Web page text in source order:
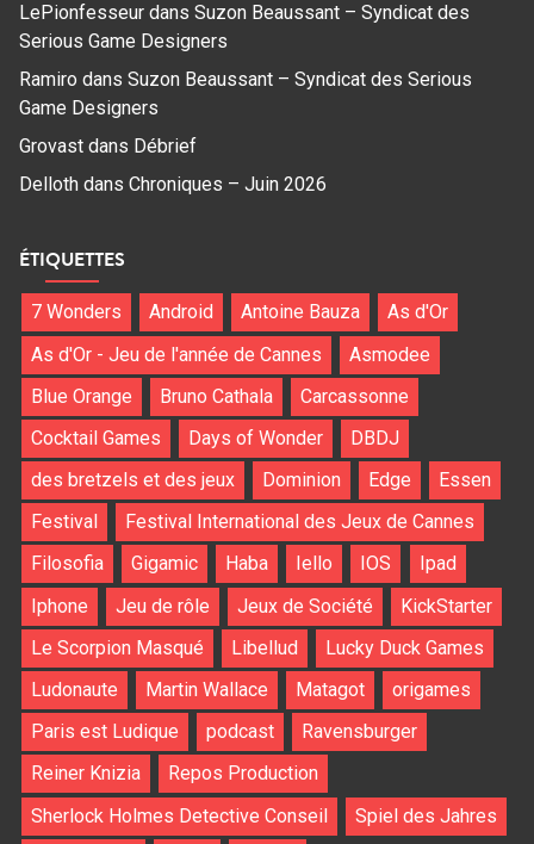
LePionfesseur dans Suzon Beaussant – Syndicat des
Serious Game Designers
Ramiro dans Suzon Beaussant – Syndicat des Serious
Game Designers
Grovast dans Débrief
Delloth dans Chroniques – Juin 2026
ÉTIQUETTES
7 Wonders Android Antoine Bauza
As d'Or
As d'Or - Jeu de l'année de Cannes
Asmodee
Blue Orange
Bruno Cathala
Carcassonne
Cocktail Games
Days of Wonder
DBDJ
des bretzels et des jeux
Dominion Edge
Essen
Festival
Festival International des Jeux de Cannes
Filosofia
Gigamic Haba Iello IOS
Ipad
Iphone
Jeu de rôle Jeux de Société
KickStarter
Le Scorpion Masqué
Libellud
Lucky Duck Games
Ludonaute
Martin Wallace Matagot
origames
Paris est Ludique
podcast
Ravensburger
Reiner Knizia
Repos Production
Sherlock Holmes Detective Conseil
Spiel des Jahres